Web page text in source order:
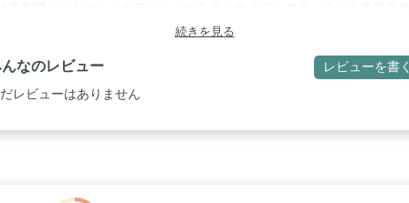
ンプルのため、色味やサイズ等の仕様に変更がある場合がございま
続きを見る
なのレビュー レビューを書
レビューはありません